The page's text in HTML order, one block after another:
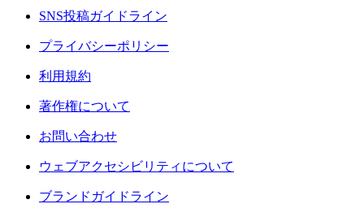
SNS投稿ガイドライン
プライバシーポリシー
利用規約
著作権について
お問い合わせ
ウェブアクセシビリティについて
ブランドガイドライン